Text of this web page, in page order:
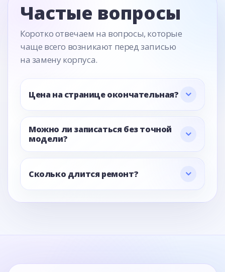
Частые вопросы
Коротко отвечаем на вопросы, которые
чаще всего возникают перед записью
на замену корпуса.
Цена на странице окончательная?
Можно ли записаться без точной
модели?
Сколько длится ремонт?